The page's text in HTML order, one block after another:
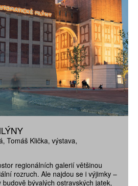
Tomáš Klička výstava
regionálních galerií většinou
rozruch. Ale najdou se i výjimky –
budově bývalých ostravských jatek,